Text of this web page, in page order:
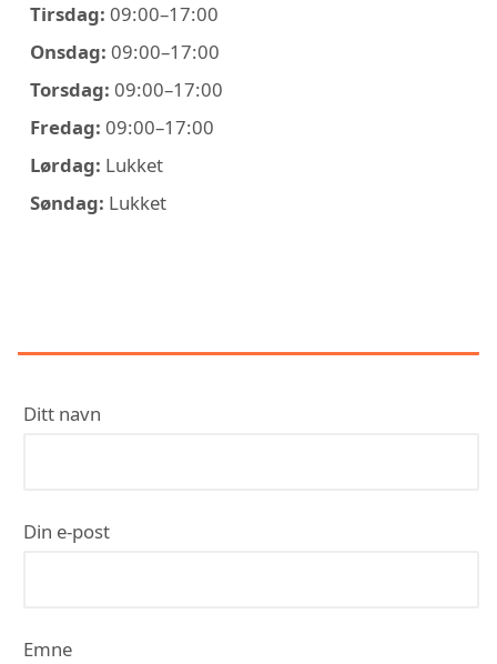
Tirsdag: 09:00–17:00
Onsdag: 09:00–17:00
Torsdag: 09:00–17:00
Fredag: 09:00–17:00
Lørdag: Lukket
Søndag: Lukket
Ditt navn
Din e-post
Emne